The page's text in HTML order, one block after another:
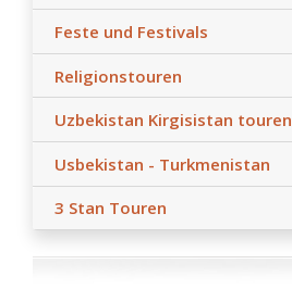
Feste und Festivals
Religionstouren
Uzbekistan Kirgisistan touren
Usbekistan - Turkmenistan
3 Stan Touren